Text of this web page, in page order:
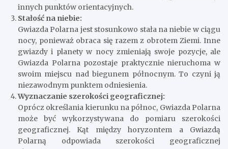
innych punktów orientacyjnych.
Stałość na niebie:
Gwiazda Polarna jest stosunkowo stała na niebie w ciągu
nocy, ponieważ obraca się razem z obrotem Ziemi. Inne
gwiazdy i planety w nocy zmieniają swoje pozycje, ale
Gwiazda Polarna pozostaje praktycznie nieruchoma w
swoim miejscu nad biegunem północnym. To czyni ją
niezawodnym punktem odniesienia.
Wyznaczanie szerokości geograficznej:
Oprócz określania kierunku na północ, Gwiazda Polarna
może być wykorzystywana do pomiaru szerokości
geograficznej. Kąt między horyzontem a Gwiazdą
Polarną odpowiada szerokości geograficznej